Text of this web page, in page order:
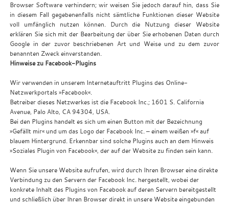
Browser Software verhindern; wir weisen Sie jedoch darauf hin, dass Sie
in diesem Fall gegebenenfalls nicht sämtliche Funktionen dieser Website
voll umfänglich nutzen können. Durch die Nutzung dieser Website
erklären Sie sich mit der Bearbeitung der über Sie erhobenen Daten durch
Google in der zuvor beschriebenen Art und Weise und zu dem zuvor
benannten Zweck einverstanden.
Hinweise zu Facebook-Plugins
Wir verwenden in unserem Internetauftritt Plugins des Online-
Netzwerkportals »Facebook«.
Betreiber dieses Netzwerkes ist die Facebook Inc.; 1601 S. California
Avenue, Palo Alto, CA 94304, USA.
Bei den Plugins handelt es sich um einen Button mit der Bezeichnung
»Gefällt mir« und um das Logo der Facebook Inc. – einem weißen »f« auf
blauem Hintergrund. Erkennbar sind solche Plugins auch an dem Hinweis
»Soziales Plugin von Facebook«, der auf der Website zu finden sein kann.
Wenn Sie unsere Website aufrufen, wird durch Ihren Browser eine direkte
Verbindung zu den Servern der Facebook Inc. hergestellt, wobei der
konkrete Inhalt des Plugins von Facebook auf deren Servern bereitgestellt
und schließlich über Ihren Browser direkt in unsere Website eingebunden